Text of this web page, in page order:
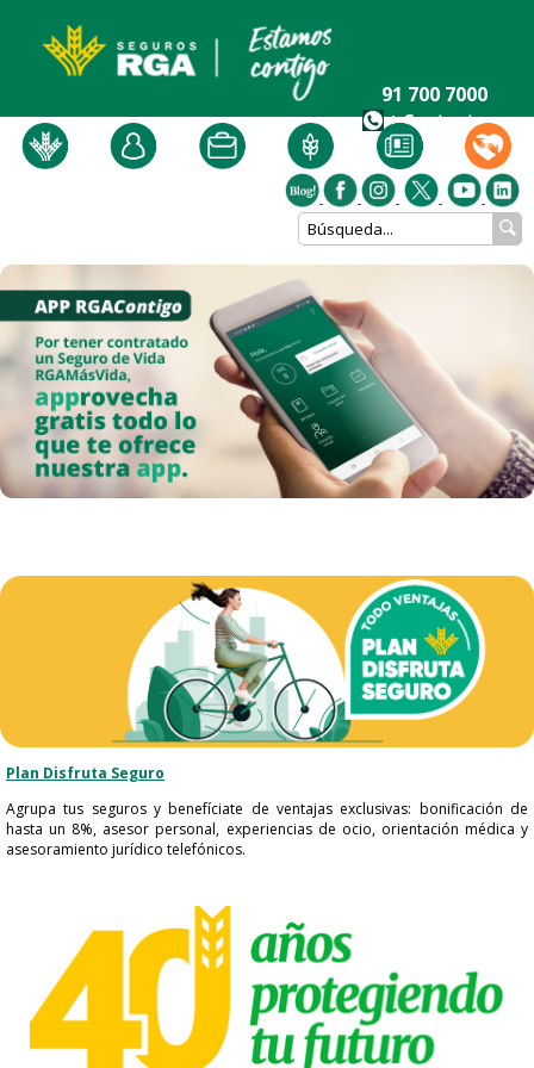
91 700 7000
+ Contacto
Plan Disfruta Seguro​
Agrupa tus seguros y benefíciate de ventajas exclusivas: bonificación de
hasta un 8%, asesor personal, experiencias de ocio, orientación médica y
asesoramiento jurídico telefónicos.